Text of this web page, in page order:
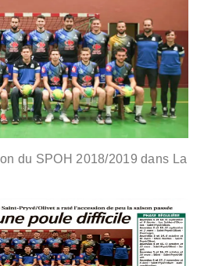
du SPOH 2018/2019 dans La